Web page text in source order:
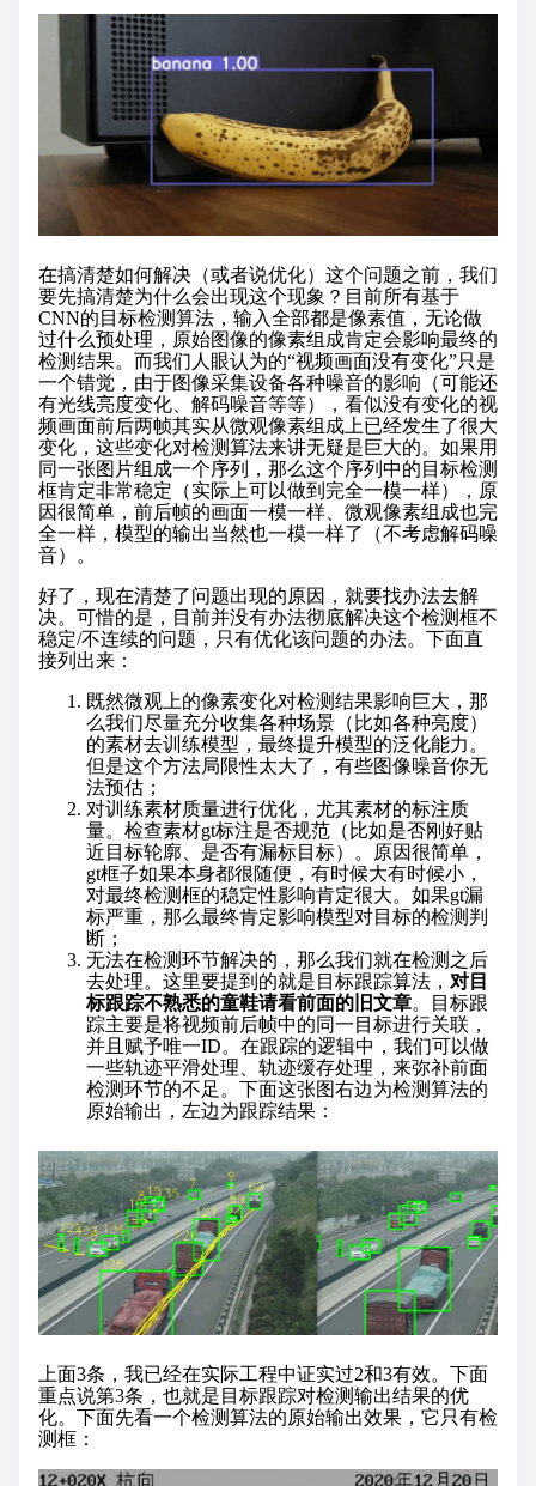
在搞清楚如何解决（或者说优化）这个问题之前，我们
要先搞清楚为什么会出现这个现象？目前所有基于
CNN的目标检测算法，输入全部都是像素值，无论做
过什么预处理，原始图像的像素组成肯定会影响最终的
检测结果。而我们人眼认为的“视频画面没有变化”只是
一个错觉，由于图像采集设备各种噪音的影响（可能还
有光线亮度变化、解码噪音等等），看似没有变化的视
频画面前后两帧其实从微观像素组成上已经发生了很大
变化，这些变化对检测算法来讲无疑是巨大的。如果用
同一张图片组成一个序列，那么这个序列中的目标检测
框肯定非常稳定（实际上可以做到完全一模一样），原
因很简单，前后帧的画面一模一样、微观像素组成也完
全一样，模型的输出当然也一模一样了（不考虑解码噪
音）。
好了，现在清楚了问题出现的原因，就要找办法去解
决。可惜的是，目前并没有办法彻底解决这个检测框不
稳定/不连续的问题，只有优化该问题的办法。下面直
接列出来：
既然微观上的像素变化对检测结果影响巨大，那
么我们尽量充分收集各种场景（比如各种亮度）
的素材去训练模型，最终提升模型的泛化能力。
但是这个方法局限性太大了，有些图像噪音你无
法预估；
对训练素材质量进行优化，尤其素材的标注质
量。检查素材gt标注是否规范（比如是否刚好贴
近目标轮廓、是否有漏标目标）。原因很简单，
gt框子如果本身都很随便，有时候大有时候小，
对最终检测框的稳定性影响肯定很大。如果gt漏
标严重，那么最终肯定影响模型对目标的检测判
断；
无法在检测环节解决的，那么我们就在检测之后
去处理。这里要提到的就是目标跟踪算法， 对目
标跟踪不熟悉的童鞋请看前面的旧文章。目标跟
踪主要是将视频前后帧中的同一目标进行关联，
并且赋予唯一ID。在跟踪的逻辑中，我们可以做
一些轨迹平滑处理、轨迹缓存处理，来弥补前面
检测环节的不足。下面这张图右边为检测算法的
原始输出，左边为跟踪结果：
上面3条，我已经在实际工程中证实过2和3有效。下面
重点说第3条，也就是目标跟踪对检测输出结果的优
化。下面先看一个检测算法的原始输出效果，它只有检
测框：